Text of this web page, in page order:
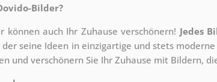
Bilder?
können auch Ihr Zuhause verschönern! Jedes
der seine Ideen in einzigartige und stets
und verschönern Sie Ihr Zuhause mit Bildern,